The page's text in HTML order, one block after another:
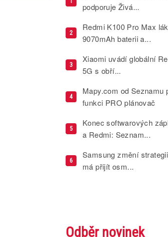
podporuje Živá...
2
Redmi K100 Pro Max
9070mAh baterii a...
3
Xiaomi uvádí globální
5G s obří...
4
Mapy.com od Seznamu
funkci PRO plánovač
5
Konec softwarových
a Redmi: Seznam...
6
Samsung změní
má přijít osm...
Odběr novinek